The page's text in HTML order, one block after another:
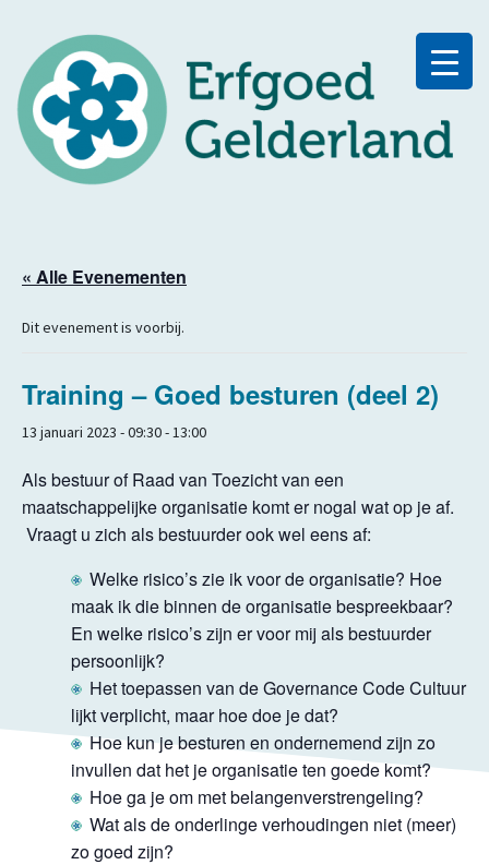
« Alle Evenementen
Dit evenement is voorbij.
Training – Goed besturen (deel 2)
13 januari 2023 - 09:30-13:00
Als bestuur of Raad van Toezicht van een
maatschappelijke organisatie komt er nogal wat op je af.
Vraagt u zich als bestuurder ook wel eens af:
Welke risico’s zie ik voor de organisatie? Hoe
maak ik die binnen de organisatie bespreekbaar?
En welke risico’s zijn er voor mij als bestuurder
persoonlijk?
Het toepassen van de Governance Code Cultuur
lijkt verplicht, maar hoe doe je dat?
Hoe kun je besturen en ondernemend zijn zo
invullen dat het je organisatie ten goede komt?
Hoe ga je om met belangenverstrengeling?
Wat als de onderlinge verhoudingen niet (meer)
zo goed zijn?